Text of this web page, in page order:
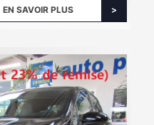
EN SAVOIR PLUS